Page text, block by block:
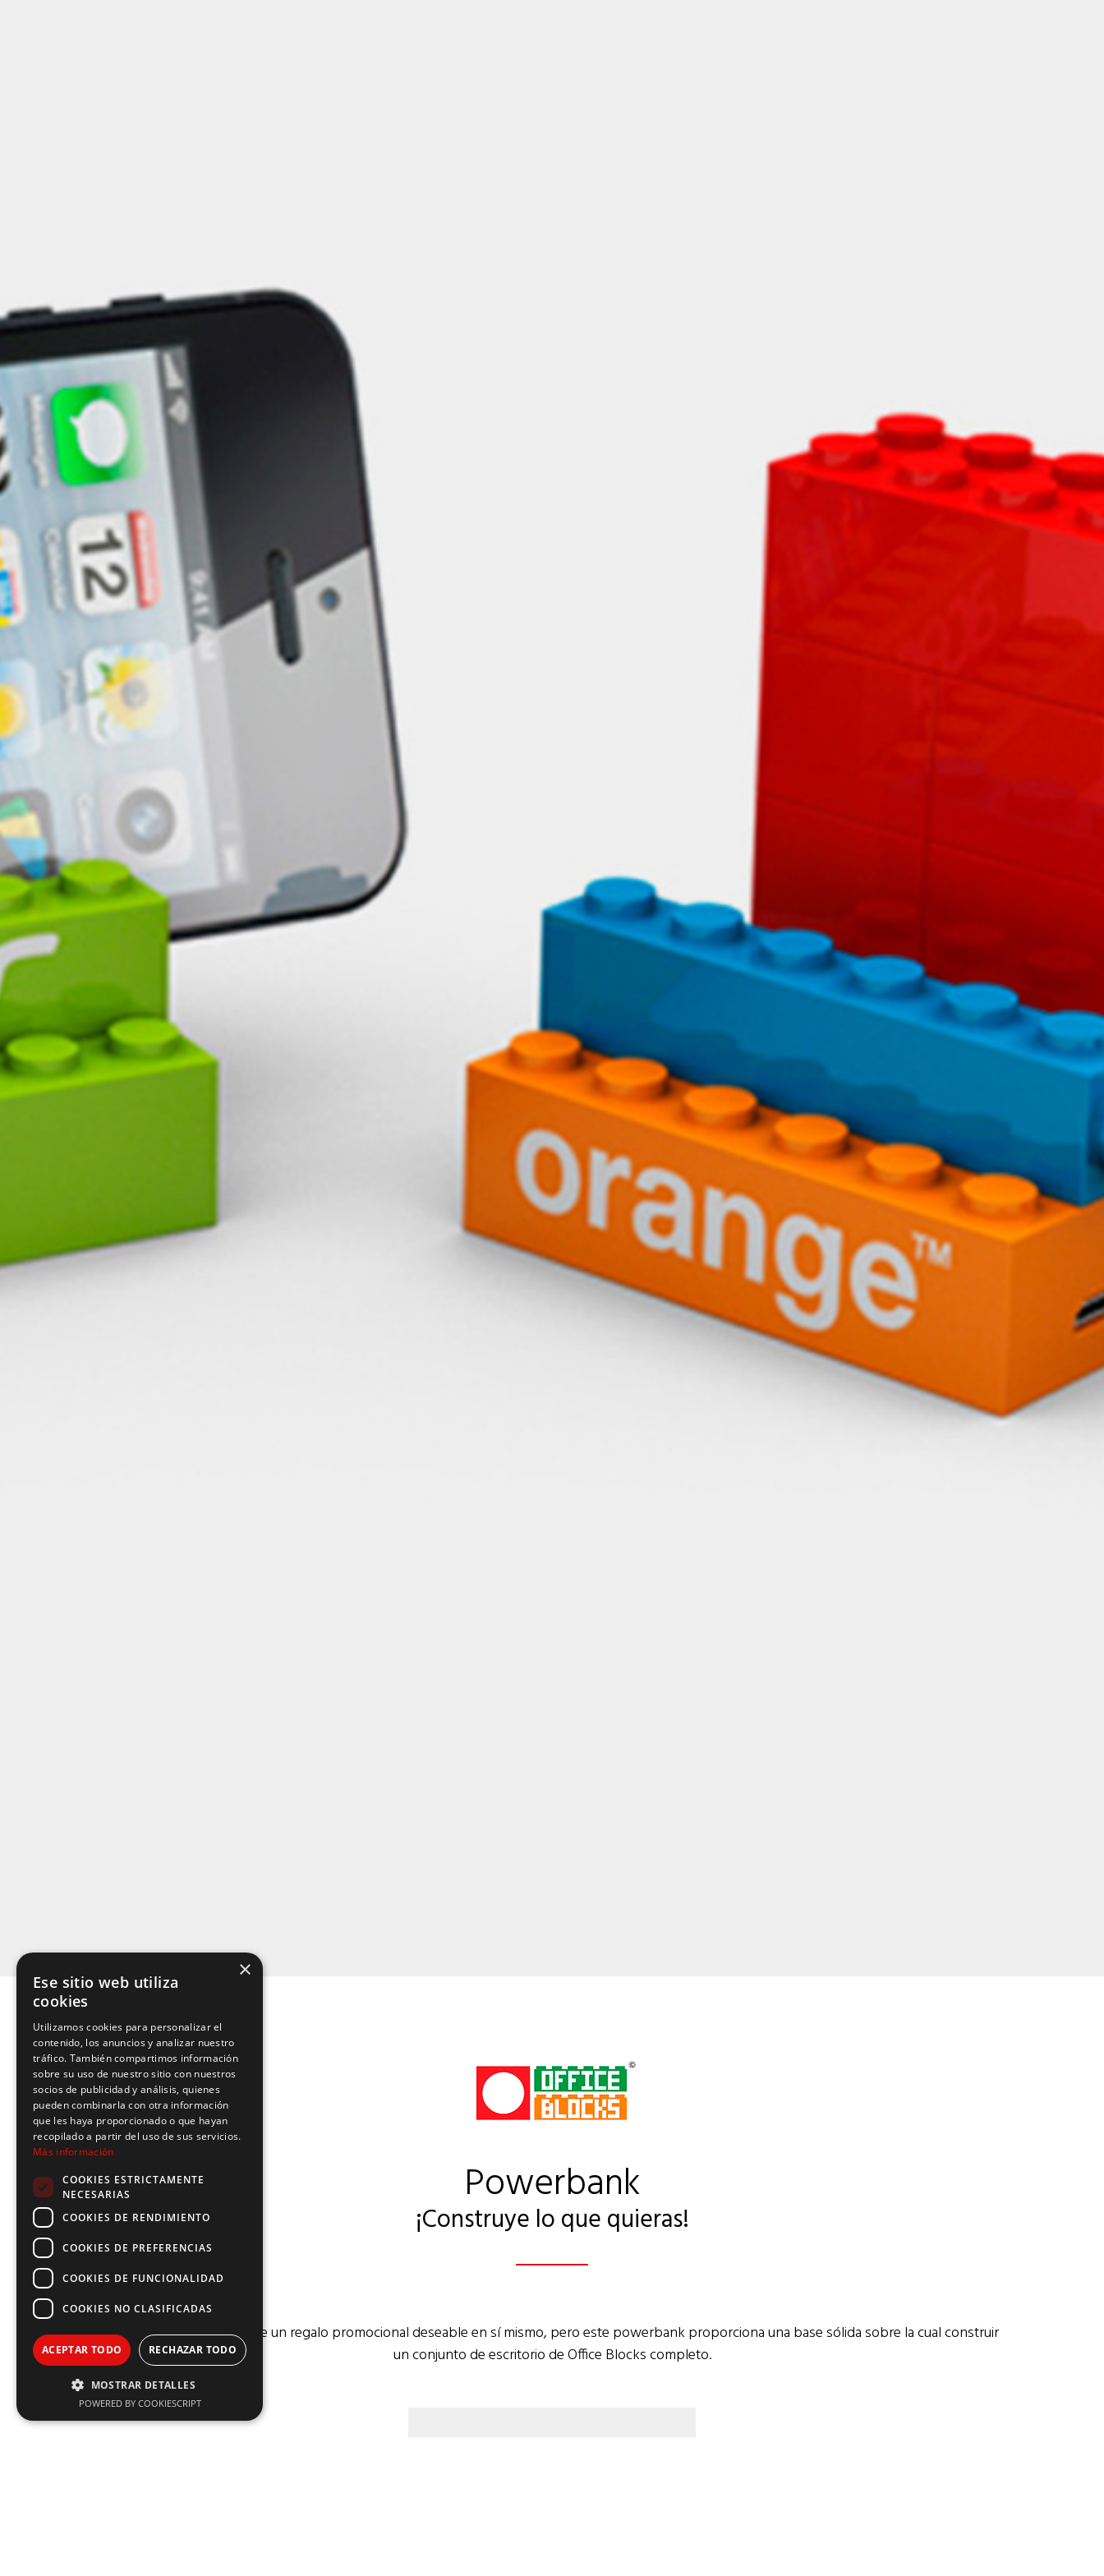
Powerbank
¡Construye lo que quieras!
Un powerbank es siempre un regalo promocional deseable en sí mismo, pero este powerbank proporciona una base sólida sobre la cual construir
un conjunto de escritorio de Office Blocks completo.
×
Ese sitio web utiliza
cookies
Utilizamos cookies para personalizar el
contenido, los anuncios y analizar nuestro
tráfico. También compartimos información
sobre su uso de nuestro sitio con nuestros
socios de publicidad y análisis, quienes
pueden combinarla con otra información
que les haya proporcionado o que hayan
recopilado a partir del uso de sus servicios.
Más información
COOKIES ESTRICTAMENTE
NECESARIAS
COOKIES DE RENDIMIENTO
COOKIES DE PREFERENCIAS
COOKIES DE FUNCIONALIDAD
COOKIES NO CLASIFICADAS
ACEPTAR TODO RECHAZAR TODO
MOSTRAR DETALLES
POWERED BY COOKIESCRIPT